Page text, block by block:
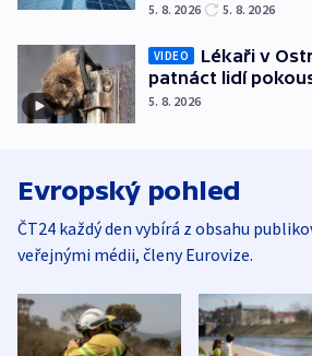
5. 8. 2026 5. 8. 2026
VIDEO
Lékaři v
patnáct lidí
5. 8. 2026
Evropský pohled
ČT24 každý den vybírá z obsahu
veřejnými médii, členy Eurovize.